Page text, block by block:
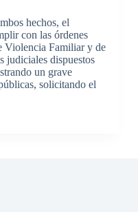
hechos, el
con las órdenes
Violencia Familiar y de
judiciales dispuestos
un grave
solicitando el